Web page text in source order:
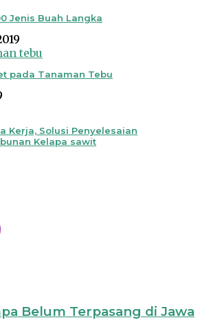
Jenis Buah Langka
pada Tanaman Tebu
Kerja, Solusi Penyelesaian
Kelapa sawit
Belum Terpasang di Jawa